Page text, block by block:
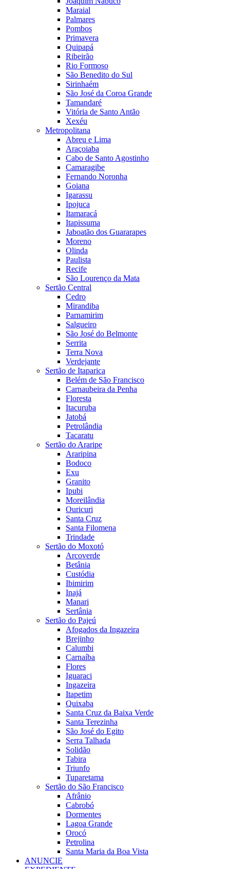
Maraial
Palmares
Pombos
Primavera
Quipapá
Ribeirão
Rio Formoso
São Benedito do Sul
Sirinhaém
São José da Coroa Grande
Tamandaré
Vitória de Santo Antão
Xexéu
Metropolitana
Abreu e Lima
Araçoiaba
Cabo de Santo Agostinho
Camaragibe
Fernando Noronha
Goiana
Igarassu
Ipojuca
Itamaracá
Itapissuma
Jaboatão dos Guararapes
Moreno
Olinda
Paulista
Recife
São Lourenço da Mata
Sertão Central
Cedro
Mirandiba
Parnamirim
Salgueiro
São José do Belmonte
Serrita
Terra Nova
Verdejante
Sertão de Itaparica
Belém de São Francisco
Carnaubeira da Penha
Floresta
Itacuruba
Jatobá
Petrolândia
Tacaratu
Sertão do Araripe
Araripina
Bodoco
Exu
Granito
Ipubi
Moreilândia
Ouricuri
Santa Cruz
Santa Filomena
Trindade
Sertão do Moxotó
Arcoverde
Betânia
Custódia
Ibimirim
Inajá
Manari
Sertânia
Sertão do Pajeú
Afogados da Ingazeira
Brejinho
Calumbi
Carnaíba
Flores
Iguaraci
Ingazeira
Itapetim
Quixaba
Santa Cruz da Baixa Verde
Santa Terezinha
São José do Egito
Serra Talhada
Solidão
Tabira
Triunfo
Tuparetama
Sertão do São Francisco
Afrânio
Cabrobó
Dormentes
Lagoa Grande
Orocó
Petrolina
Santa Maria da Boa Vista
ANUNCIE